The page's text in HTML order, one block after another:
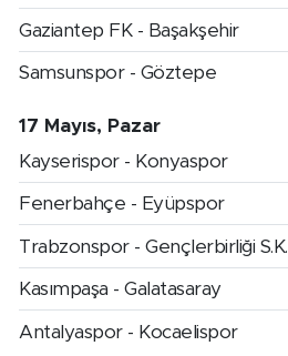
Gaziantep FK - Başakşehir
Samsunspor - Göztepe
17 Mayıs, Pazar
Kayserispor - Konyaspor
Fenerbahçe - Eyüpspor
Trabzonspor - Gençlerbirliği S.K.
Kasımpaşa - Galatasaray
Antalyaspor - Kocaelispor